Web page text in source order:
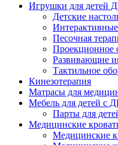
Игрушки для детей
Детские
Песочная
Проекционное
Развивающие
Тактильное
Кинезотерапия
Матрасы для
Мебель для детей с
Парты для
Медицинские
Медицинские